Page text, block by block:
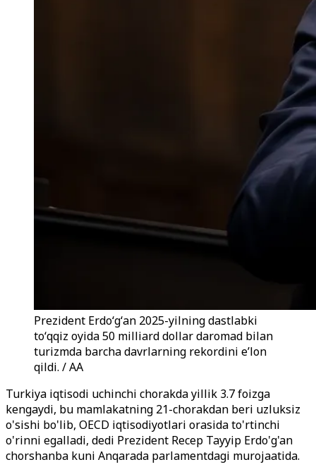
Prezident Erdoʻgʻan 2025-yilning dastlabki
toʻqqiz oyida 50 milliard dollar daromad bilan
turizmda barcha davrlarning rekordini eʼlon
qildi. / AA
Turkiya iqtisodi uchinchi chorakda yillik 3.7 foizga
kengaydi, bu mamlakatning 21-chorakdan beri uzluksiz
o'sishi bo'lib, OECD iqtisodiyotlari orasida to'rtinchi
o'rinni egalladi, dedi Prezident Recep Tayyip Erdo'g'an
chorshanba kuni Anqarada parlamentdagi murojaatida.